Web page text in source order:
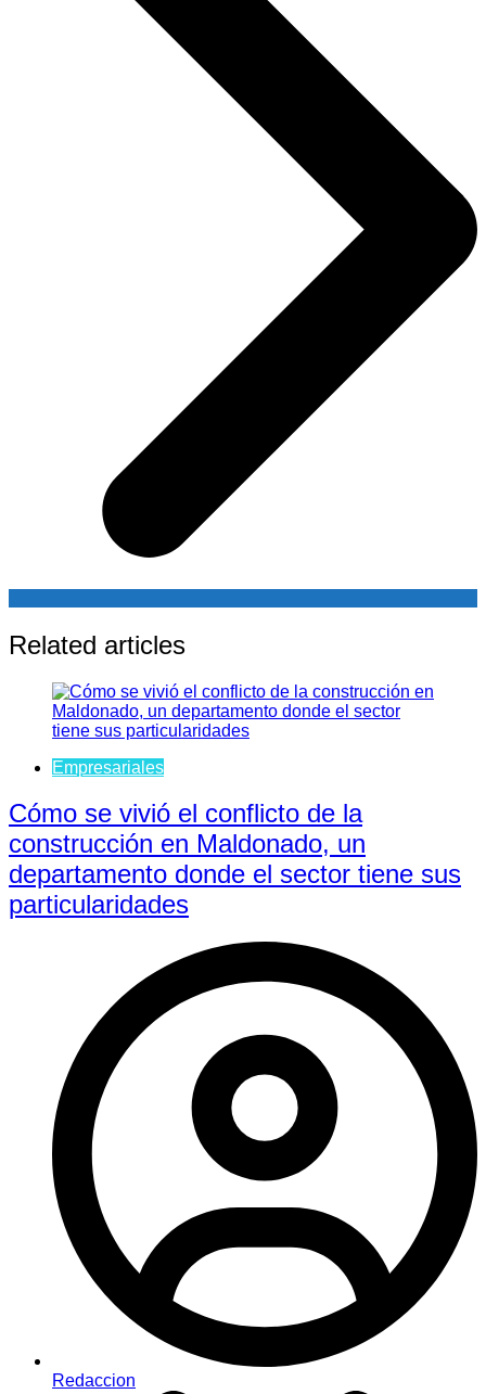
Related articles
Empresariales
Cómo se vivió el conflicto de la
construcción en Maldonado, un
departamento donde el sector tiene sus
particularidades
Redaccion